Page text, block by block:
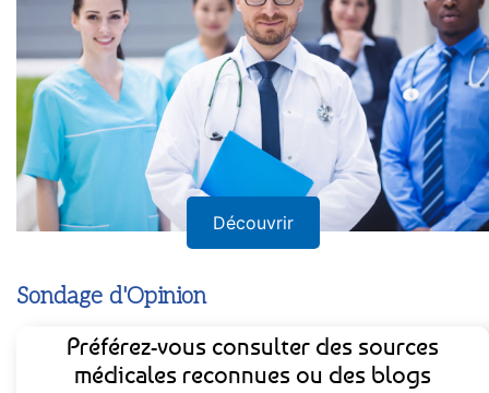
Découvrir
Sondage d'Opinion
Préférez-vous consulter des sources
médicales reconnues ou des blogs